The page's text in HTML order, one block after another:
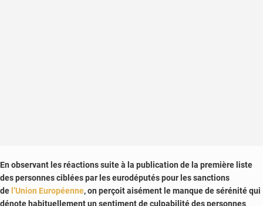
En observant les réactions suite à la publication de la première liste
des personnes ciblées par les eurodéputés pour les sanctions
de l’Union Européenne, on perçoit aisément le manque de sérénité qui
dénote habituellement un sentiment de culpabilité des personnes